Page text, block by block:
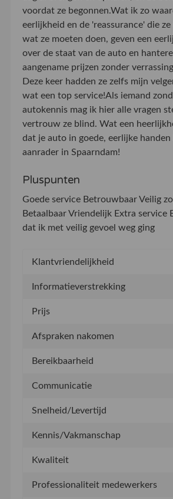
voordat ze begonnen.Wat ik zo
eerlijkheid en de 'reassurance' die ze
wat ze moeten doen, geven een
over de staat van de auto en
aangename prijzen zonder
Deze keer hadden ze zelfs mijn
wat een top service!Als iemand
autokennis mag ik hier alle vragen
vertrouw ze blind. Wat een
dat je auto in goede, eerlijke handen
aanrader in Spaarndam!
Pluspunten
Goede service Betrouwbaar Veilig
Betaalbaar Vriendelijk Extra service
dat ik met veilig gevoel weg ging
Klantvriendelijkheid
Informatieverstrekking
Prijs
Afspraken nakomen
Bereikbaarheid
Communicatie
Snelheid/Levertijd
Kennis/Vakmanschap
Kwaliteit
Professionaliteit medewerkers